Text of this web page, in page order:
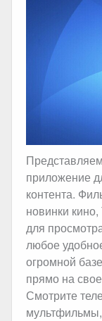
приложение
контента.
новинки
для
любое
огромной
прямо на
Смотрите